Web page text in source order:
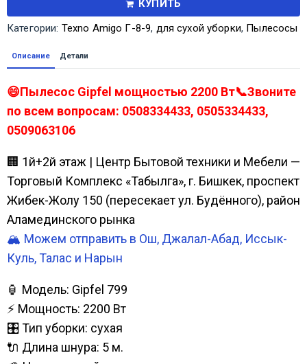
КУПИТЬ
Категории: Texno Amigo Г-8-9, для сухой уборки, Пылесосы
Описание Детали
😄Пылесос Gipfel мощностью 2200 Вт📞Звоните
по всем вопросам: 0508334433, 0505334433,
0509063106
🏢 1й+2й этаж | Центр Бытовой техники и Мебели —
Торговый Комплекс «Табылга», г. Бишкек, проспект
Жибек-Жолу 150 (пересекает ул. Будённого), район
Аламединского рынка
🏔️ Можем отправить в Ош, Джалал-Абад, Иссык-
Куль, Талас и Нарын
🏮 Модель: Gipfel 799
⚡ Мощность: 2200 Вт
🎛️ Тип уборки: сухая
🔌 Длина шнура: 5 м.